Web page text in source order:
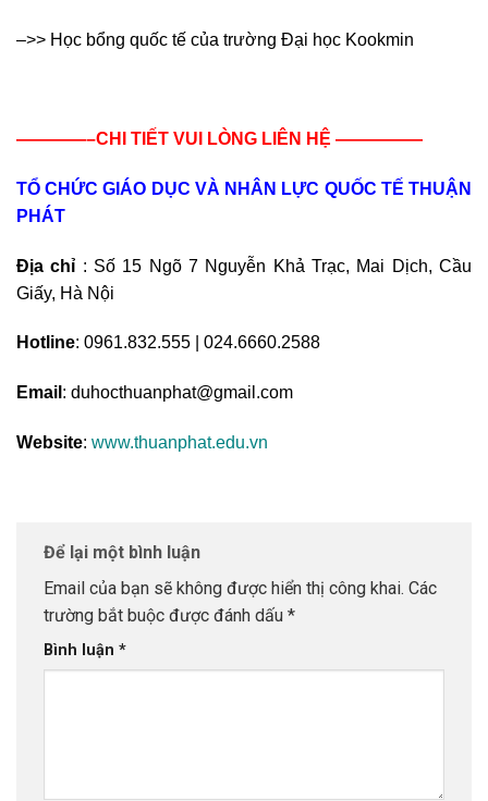
–>> Học bổng quốc tế của trường Đại học Kookmin
————–CHI TIẾT VUI LÒNG LIÊN HỆ —————
TỔ CHỨC GIÁO DỤC VÀ NHÂN LỰC QUỐC TẾ THUẬN
PHÁT
Địa chỉ : Số 15 Ngõ 7 Nguyễn Khả Trạc, Mai Dịch, Cầu
Giấy, Hà Nội
Hotline: 0961.832.555 | 024.6660.2588
Email : duhocthuanphat@gmail.com
Website: www.thuanphat.edu.vn
Để lại một bình luận
Email của bạn sẽ không được hiển thị công khai. Các
trường bắt buộc được đánh dấu *
Bình luận *